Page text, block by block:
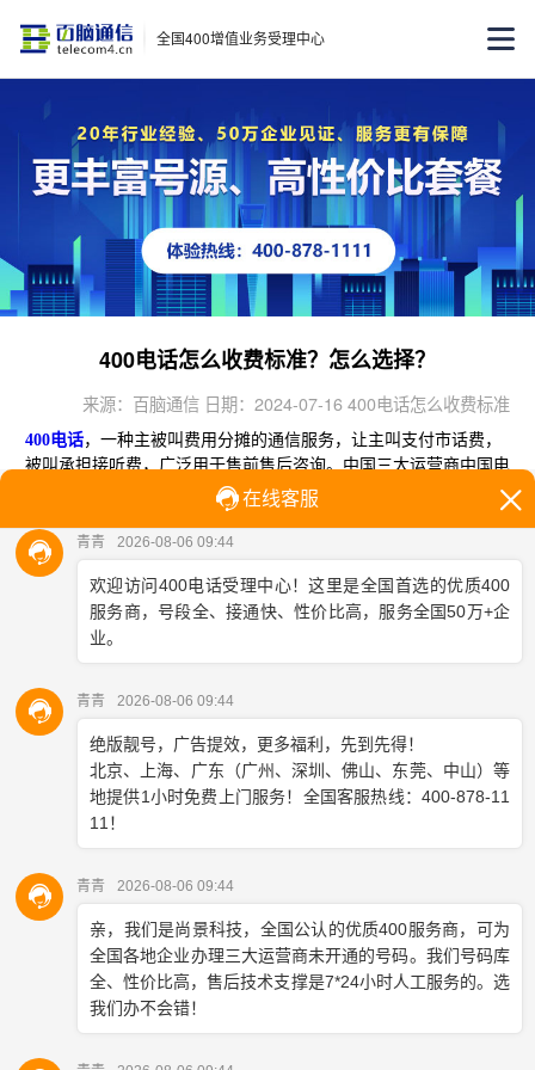
全国400增值业务受理中心
400电话怎么收费标准？怎么选择？
来源：百脑通信 日期：2024-07-16 400电话怎么收费标准
400电话，一种主被叫费用分摊的通信服务，让主叫支付市话费，
被叫承担接听费，广泛用于售前售后咨询。中国三大运营商中国电
信、中国联通、中国移动均提供此服务，号码多样如4006、4008
400电话怎么收费标准
以中国电信为例，其凭借庞大固话网络和卓越通信质量，特别是
4008号段，因快速接通和高稳定性，深受用户喜爱。中国联通紧随
其后，虽入局稍晚，但服务优质、价格亲民，丰富的号码资源吸引
众多中小企业。中国移动虽在400电话领域起步不久，但凭借移动
网络优势和手机接听便利，也赢得部分用户青睐。
比如，某电商公司选择中国电信的4008号码，客户咨询时接通迅
速，提升了服务体验；而一家初创企业则因预算考虑，选择了中国